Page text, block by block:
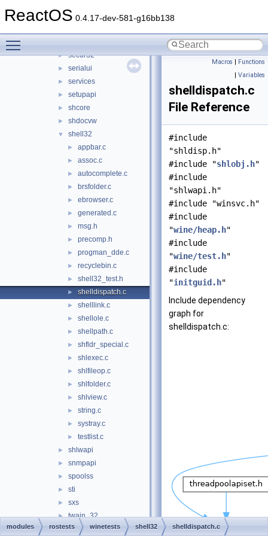
ReactOS 0.4.17-dev-581-g16bb138
► rsaenh
► secur32
► serialui
► services
► setupapi
► shcore
► shdocvw
▼ shell32
► appbar.c
► assoc.c
► autocomplete.c
► brsfolder.c
► ebrowser.c
► generated.c
► msg.h
► precomp.h
► progman_dde.c
► recyclebin.c
► shell32_test.h
► shelldispatch.c
► shelllink.c
► shellole.c
► shellpath.c
► shfldr_special.c
► shlexec.c
► shlfileop.c
► shlfolder.c
► shlview.c
► string.c
► systray.c
► testlist.c
► shlwapi
► snmpapi
► spoolss
► sti
► sxs
► twain_32
► ucrtbase
Macros | Functions
| Variables
shelldispatch.c
File Reference
#include
"shldisp.h"
#include "shlobj.h"
#include
"shlwapi.h"
#include "winsvc.h"
#include
"wine/heap.h"
#include
"wine/test.h"
#include
"initguid.h"
Include dependency
graph for
shelldispatch.c:
modules rostests winetests shell32 shelldispatch.c